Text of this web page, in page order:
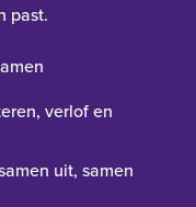
past.
verlof en
uit, samen